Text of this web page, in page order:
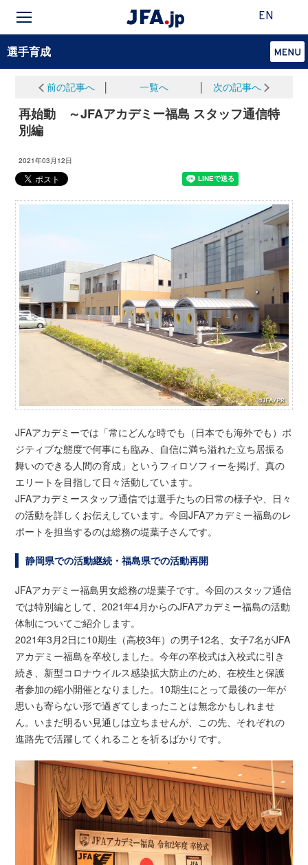
EN
選手育成
前の記事へ 一覧へ 次の記事へ
再始動 ～JFAアカデミー福島 スタッフ通信特
別編
2021年03月12日
JFAアカデミーでは「常にどんな時でも（日本でも海外でも）ポ
ジティブな態度で何事にも臨み、自信に満ち溢れた立ち居振る
舞いのできる人間の育成」というフィロソフィーを掲げ、真の
エリートを目指して日々活動しています。
JFAアカデミースタッフ通信では選手たちの日常の様子や、日々
の活動を詳しくお伝えしています。今回JFAアカデミー福島のレ
ポートを担当するのは総務の堤葉子さんです。
静岡県での活動継続・福島県での活動再開
JFAアカデミー福島男女総務の堤葉子です。今回のスタッフ通信
では特別編として、2021年4月からのJFAアカデミー福島の活動
体制についてご紹介します。
2021年3月2日に10期生（高校3年）の男子12名、女子7名がJFA
アカデミー福島を卒校しました。今年の卒校式は入校式に引き
続き、新型コロナウイルス感染拡大防止のため、在校生と保護
者参加の縮小開催となりました。10期生にとって最後の一年が
思いも寄らない形で過ぎてしまったことは無念かもしれませ
ん。いまだ明るい見通しは立ちませんが、この先、それぞれの
進路先で活躍してくれることを祈るばかりです。